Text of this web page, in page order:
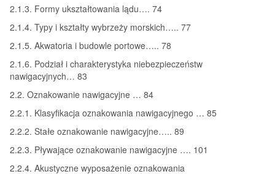
2.1.3. Formy ukształtowania lądu…. 74
2.1.4. Typy i kształty wybrzeży morskich….. 77
2.1.5. Akwatoria i budowle portowe….. 78
2.1.6. Podział i charakterystyka niebezpieczeństw
nawigacyjnych… 83
2.2. Oznakowanie nawigacyjne … 84
2.2.1. Klasyfikacja oznakowania nawigacyjnego … 85
2.2.2. Stałe oznakowanie nawigacyjne….. 89
2.2.3. Pływające oznakowanie nawigacyjne …. 101
2.2.4. Akustyczne wyposażenie oznakowania